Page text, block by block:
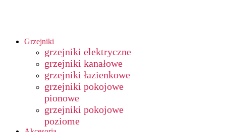
Grzejniki
grzejniki elektryczne
grzejniki kanałowe
grzejniki łazienkowe
grzejniki pokojowe
pionowe
grzejniki pokojowe
poziome